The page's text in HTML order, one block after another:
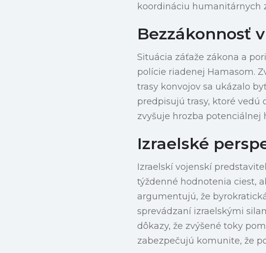
koordináciu humanitárnych
Bezzákonnosť
Situácia záťaže zákona a
polície riadenej Hamasom.
trasy konvojov sa ukázalo
predpisujú trasy, ktoré vedú
zvyšuje hrozba
Izraelské
Izraelskí vojenskí
týždenné hodnotenia ciest,
argumentujú, že
sprevádzaní izraelskými
dôkazy, že zvýšené toky
zabezpečujú komunite, že